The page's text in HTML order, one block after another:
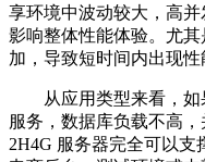
享环境中波动较大，高
影响整体性能体验。尤其
加，导致短时间内出现性
从应用类型来看，如
服务，数据库负载不高
2H4G 服务器完全可以